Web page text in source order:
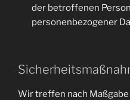
der betroffenen
personenbezogener
Wir treffen nach